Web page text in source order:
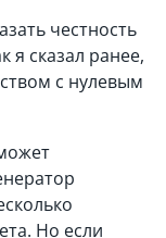
честность
я сказал ранее,
с нулевым
Но если